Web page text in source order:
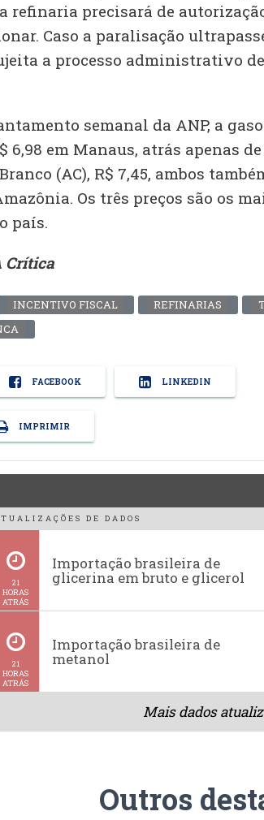
refinaria precisará de
Caso a paralisação
a processo administrativo
semanal da ANP, a
6,98 em Manaus, atrás apenas
Branco (AC), R$ 7,45, ambos
Os três preços são os
país.
Crítica
INCENTIVO FISCAL REFINARIAS
FACEBOOK LINKEDIN
IMPRIMIR
DE DADOS
21
HORAS
ATRÁS
Importação brasileira de
glicerina em bruto e glicerol
21
HORAS
ATRÁS
Importação brasileira de
metanol
Mais dados
Outros